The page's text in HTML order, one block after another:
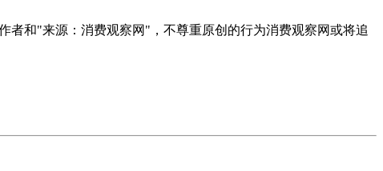
者和"来源：消费观察网"，不尊重原创的行为消费观察网或将追